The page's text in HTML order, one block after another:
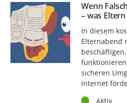
Wenn
– was
In diesem
Elternabend
sicheren
Internet
StatusAktiv